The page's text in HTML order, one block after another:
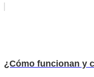
¿Cómo funcionan y